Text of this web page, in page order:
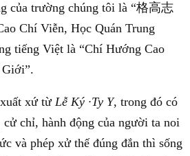
của trường chúng tôi là “格高志
Chí Viễn, Học Quán Trung
tiếng Việt là “Chí Hướng Cao
xứ từ Lễ Ký ·Ty Y, trong đó có
chỉ, hành động của người ta noi
và phép xử thế đúng đắn thì sống